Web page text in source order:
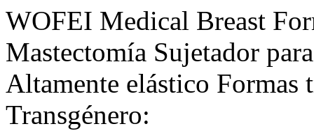
WOFEI Medical Breast
Mastectomía Sujetador
Altamente elástico Formas
Transgénero: